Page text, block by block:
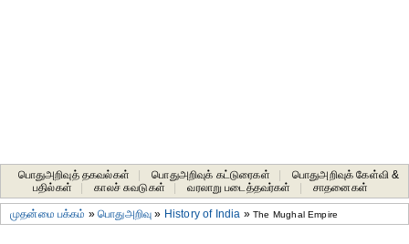
பொதுஅறிவுத் தகவல்கள் பொதுஅறிவுக் கட்டுரைகள்
பொதுஅறிவுக் கேள்வி &
பதில்கள்
காலச் சுவடுகள் வரலாறு படைத்தவர்கள் சாதனைகள்‎
முதன்மை பக்கம் »பொதுஅறிவு » History of India »The Mughal Empire